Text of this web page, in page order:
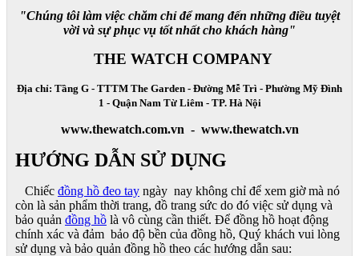
"Chúng tôi làm việc chăm chỉ để mang đến những điều tuyệt
vời và sự phục vụ tốt nhất cho khách hàng"
THE WATCH COMPANY
Địa chỉ: Tầng G - TTTM The Garden - Đường Mễ Trì - Phường Mỹ Đình
1 - Quận Nam Từ Liêm - TP. Hà Nội
www.thewatch.com.vn - www.thewatch.vn
HƯỚNG DẪN SỬ DỤNG
Chiếc đồng hồ đeo tay ngày nay không chỉ để xem giờ mà nó
còn là sản phẩm thời trang, đồ trang sức do đó việc sử dụng và
bảo quản đồng hồ là vô cùng cần thiết. Để đồng hồ hoạt động
chính xác và đảm bảo độ bền của đồng hồ, Quý khách vui lòng
sử dụng và bảo quản đồng hồ theo các hướng dẫn sau: